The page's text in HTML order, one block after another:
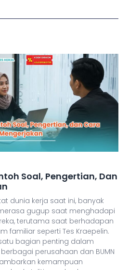
Soal, Pengertian, Dan
dunia kerja saat ini, banyak
gugup saat menghadapi
terutama saat berhadapan
familiar seperti Tes Kraepelin.
bagian penting dalam
perusahaan dan BUMN
kemampuan